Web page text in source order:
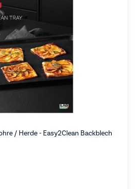
/ Herde - Easy2Clean Backblech